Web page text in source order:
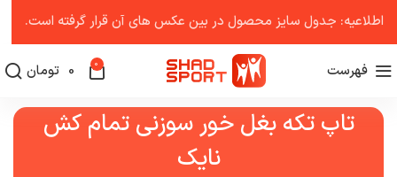
فهرست 0
0 تومان
تاپ تکه بغل خور سوزنی تمام کش
نایک
اطلاعیه: جدول سایز محصول در بین عکس ‌های آن قرار گرفته است.